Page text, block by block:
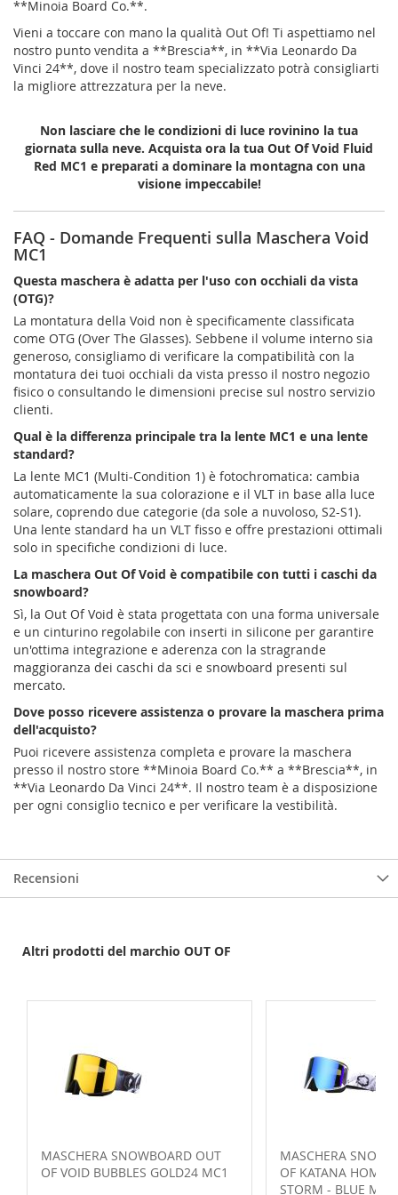
**Minoia Board Co.**.
Vieni a toccare con mano la qualità Out Of! Ti aspettiamo nel
nostro punto vendita a **Brescia**, in **Via Leonardo Da
Vinci 24**, dove il nostro team specializzato potrà consigliarti
la migliore attrezzatura per la neve.
Non lasciare che le condizioni di luce rovinino la tua
giornata sulla neve. Acquista ora la tua Out Of Void Fluid
Red MC1 e preparati a dominare la montagna con una
visione impeccabile!
FAQ - Domande Frequenti sulla Maschera Void
MC1
Questa maschera è adatta per l'uso con occhiali da vista
(OTG)?
La montatura della Void non è specificamente classificata
come OTG (Over The Glasses). Sebbene il volume interno sia
generoso, consigliamo di verificare la compatibilità con la
montatura dei tuoi occhiali da vista presso il nostro negozio
fisico o consultando le dimensioni precise sul nostro servizio
clienti.
Qual è la differenza principale tra la lente MC1 e una lente
standard?
La lente MC1 (Multi-Condition 1) è fotochromatica: cambia
automaticamente la sua colorazione e il VLT in base alla luce
solare, coprendo due categorie (da sole a nuvoloso, S2-S1).
Una lente standard ha un VLT fisso e offre prestazioni ottimali
solo in specifiche condizioni di luce.
La maschera Out Of Void è compatibile con tutti i caschi da
snowboard?
Sì, la Out Of Void è stata progettata con una forma universale
e un cinturino regolabile con inserti in silicone per garantire
un'ottima integrazione e aderenza con la stragrande
maggioranza dei caschi da sci e snowboard presenti sul
mercato.
Dove posso ricevere assistenza o provare la maschera prima
dell'acquisto?
Puoi ricevere assistenza completa e provare la maschera
presso il nostro store **Minoia Board Co.** a **Brescia**, in
**Via Leonardo Da Vinci 24**. Il nostro team è a disposizione
per ogni consiglio tecnico e per verificare la vestibilità.
Recensioni
Altri prodotti del marchio OUT OF
MASCHERA SNOWBOARD OUT
OF VOID BUBBLES GOLD24 MC1
MASCHERA
OF KATANA
STORM - BLUE MC1